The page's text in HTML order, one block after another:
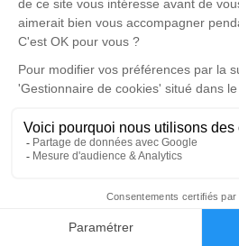
Faire-part
Un service de plantation d’arbre
disponible ici.
Déroulé des